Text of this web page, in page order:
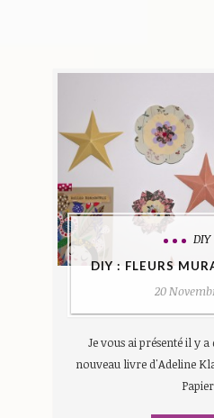
DIY
DIY : FLEURS
20
Je vous ai présenté il y
nouveau livre d'Adeline